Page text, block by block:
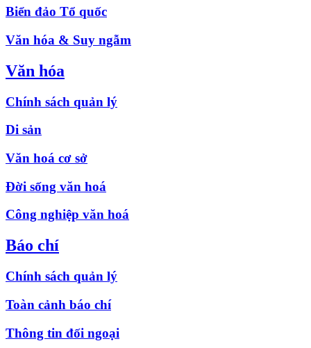
Biển đảo Tổ quốc
Văn hóa & Suy ngẫm
Văn hóa
Chính sách quản lý
Di sản
Văn hoá cơ sở
Đời sống văn hoá
Công nghiệp văn hoá
Báo chí
Chính sách quản lý
Toàn cảnh báo chí
Thông tin đối ngoại